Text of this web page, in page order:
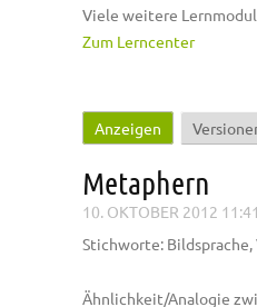
Viele weitere
Zum Lerncenter
Haupt-Reiter
Anzeigen (aktiver
Metaphern
10. OKTOBER 2012 11:41
Stichworte:
Ähnlichkeit/Analogie